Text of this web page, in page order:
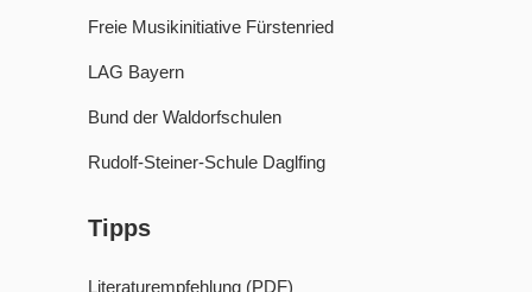
Freie Musikinitiative Fürstenried
LAG Bayern
Bund der Waldorfschulen
Rudolf-Steiner-Schule Daglfing
Tipps
Literaturempfehlung (PDF)